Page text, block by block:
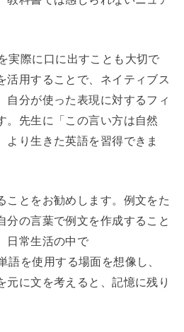
実際に口に出すことも大切で
活用することで、ネイティブス
自分が使った表現に対するフィ
。先生に「この言い方は自然
より生きた英語を習得できま
ことをお勧めします。例文をた
分の言葉で例文を作成すること
日常生活の中で
語を使用する場面を想像し、
元に文を考えると、記憶に残り